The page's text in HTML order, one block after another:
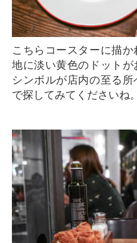
こちらコースターに描かれている、可愛らしい赤
地に淡い黄色のドット
シンボルが店内の至る
で探してみてくださいね。